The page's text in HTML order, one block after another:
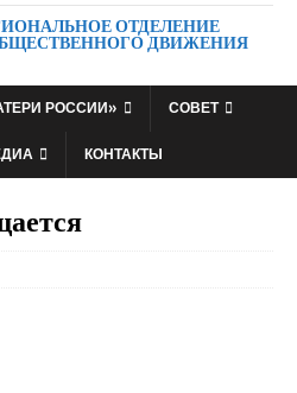
ОТДЕЛЕНИЕ
ДВИЖЕНИЯ
РОССИИ»
СОВЕТ
КОНТАКТЫ